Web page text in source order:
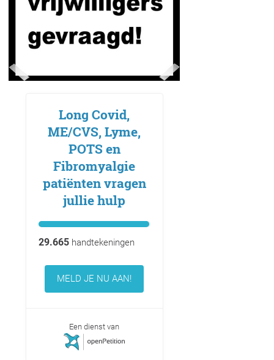
Long Covid,
ME/CVS, Lyme,
POTS en
Fibromyalgie
patiënten vragen
jullie hulp
29.665handtekeningen
MELD JE NU AAN!
Een dienst van